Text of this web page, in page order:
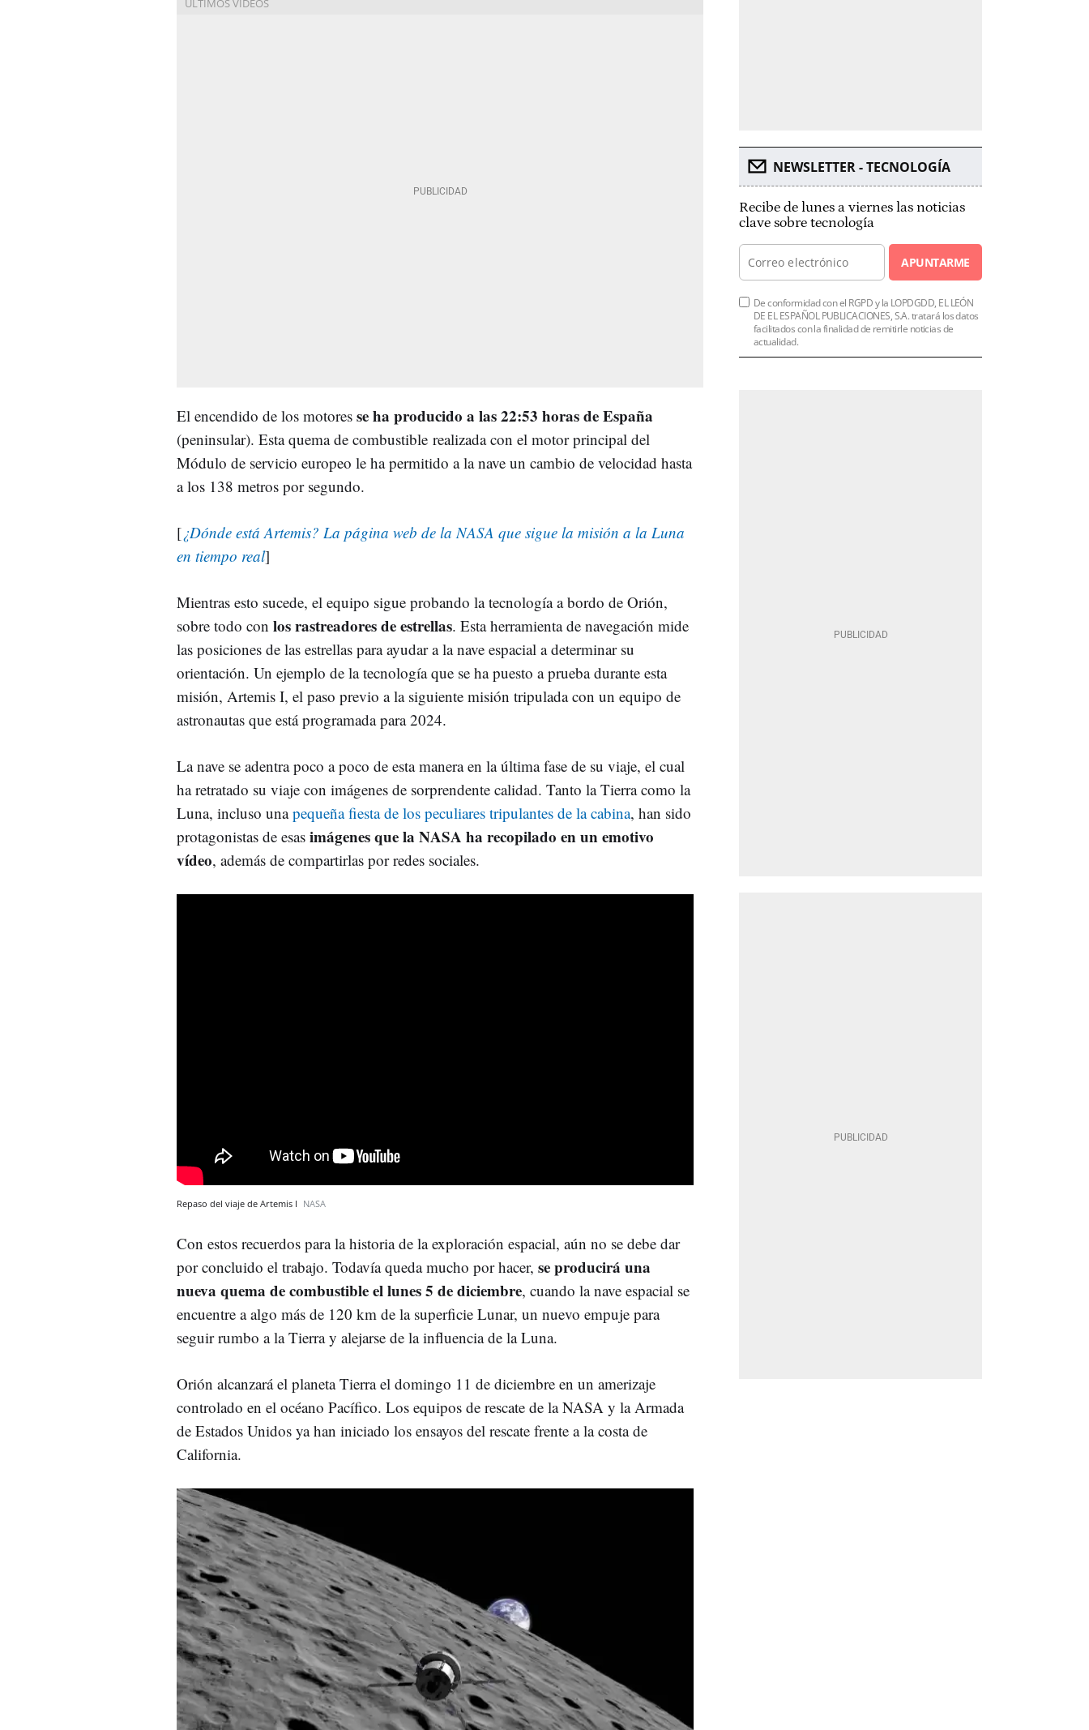
El encendido de los motores se ha producido a las 22:53 horas de España
(peninsular). Esta quema de combustible realizada con el motor principal del
Módulo de servicio europeo le ha permitido a la nave un cambio de velocidad hasta
a los 138 metros por segundo.
[¿Dónde está Artemis? La página web de la NASA que sigue la misión a la Luna
en tiempo real]
Mientras esto sucede, el equipo sigue probando la tecnología a bordo de Orión,
sobre todo con los rastreadores de estrellas. Esta herramienta de navegación mide
las posiciones de las estrellas para ayudar a la nave espacial a determinar su
orientación. Un ejemplo de la tecnología que se ha puesto a prueba durante esta
misión, Artemis I, el paso previo a la siguiente misión tripulada con un equipo de
astronautas que está programada para 2024.
La nave se adentra poco a poco de esta manera en la última fase de su viaje, el cual
ha retratado su viaje con imágenes de sorprendente calidad. Tanto la Tierra como la
Luna, incluso unapequeña fiesta de los peculiares tripulantes de la cabina, han sido
protagonistas de esas imágenes que la NASA ha recopilado en un emotivo
vídeo, además de compartirlas por redes sociales.
Repaso del viaje de Artemis I NASA
Con estos recuerdos para la historia de la exploración espacial, aún no se debe dar
por concluido el trabajo. Todavía queda mucho por hacer, se producirá una
nueva quema de combustible el lunes 5 de diciembre, cuando la nave espacial se
encuentre a algo más de 120 km de la superficie Lunar, un nuevo empuje para
seguir rumbo a la Tierra y alejarse de la influencia de la Luna.
Orión alcanzará el planeta Tierra el domingo 11 de diciembre en un amerizaje
controlado en el océano Pacífico. Los equipos de rescate de la NASA y la Armada
de Estados Unidos ya han iniciado los ensayos del rescate frente a la costa de
California.
NEWSLETTER - TECNOLOGÍA
Recibe de lunes a viernes las noticias
clave sobre tecnología
APUNTARME
De conformidad con el RGPD y la LOPDGDD, EL LEÓN
DE EL ESPAÑOL PUBLICACIONES, S.A. tratará los datos
facilitados con la finalidad de remitirle noticias de
actualidad.